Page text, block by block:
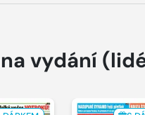
vydání